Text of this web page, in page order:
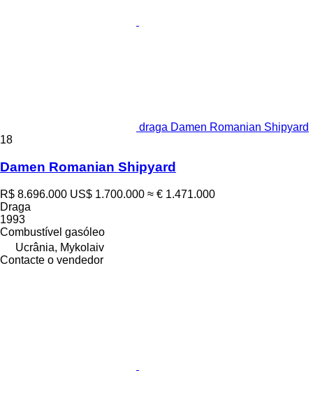
draga Damen Romanian Shipyard
18
Damen Romanian Shipyard
R$ 8.696.000 US$ 1.700.000 ≈ € 1.471.000
Draga
1993
Combustível gasóleo
Ucrânia, Mykolaiv
Contacte o vendedor